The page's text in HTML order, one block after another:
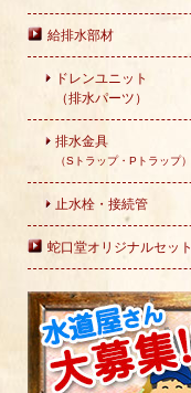
給排水部材
ドレンユニット
（排水パーツ）
排水金具
（Sトラップ・Pトラップ）
止水栓・接続管
蛇口堂オリジナルセット